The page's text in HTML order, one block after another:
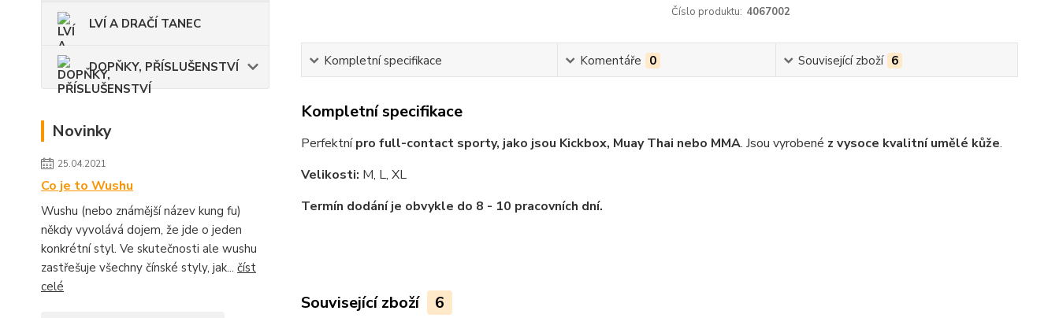
LVÍ A DRAČÍ TANEC
DOPŇKY, PŘÍSLUŠENSTVÍ
Novinky
25.04.2021
Co je to Wushu
Wushu (nebo známější název kung fu)
někdy vyvolává dojem, že jde o jeden
konkrétní styl. Ve skutečnosti ale wushu
zastřešuje všechny čínské styly, jak... číst
celé
Číslo produktu: 4067002
Kompletní specifikace Komentáře 0 Související zboží 6
Kompletní specifikace
Perfektnípro full-contact sporty, jako jsou Kickbox, Muay Thai nebo MMA. Jsou vyrobené z vysoce kvalitní umělé kůže.
Velikosti: M, L, XL
Termín dodání je obvykle do 8 - 10 pracovních dní.
Související zboží 6